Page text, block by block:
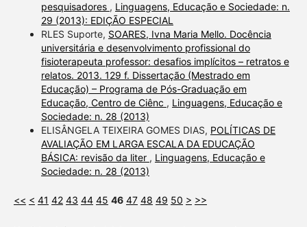
pesquisadores , Linguagens, Educação e Sociedade: n.
29 (2013): EDIÇÃO ESPECIAL
RLES Suporte, SOARES, Ivna Maria Mello. Docência
universitária e desenvolvimento profissional do
fisioterapeuta professor: desafios implícitos – retratos e
relatos. 2013. 129 f. Dissertação (Mestrado em
Educação) – Programa de Pós-Graduação em
Educação, Centro de Ciênc , Linguagens, Educação e
Sociedade: n. 28 (2013)
ELISÂNGELA TEIXEIRA GOMES DIAS, POLÍTICAS DE
AVALIAÇÃO EM LARGA ESCALA DA EDUCAÇÃO
BÁSICA: revisão da liter , Linguagens, Educação e
Sociedade: n. 28 (2013)
<< < 41 42 43 44 45 46 47 48 49 50 > >>